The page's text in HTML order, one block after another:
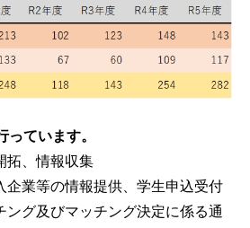
っています。
拓、情報収集
企業等の情報提供、学生申込受付
ング及びマッチング決定に係る通